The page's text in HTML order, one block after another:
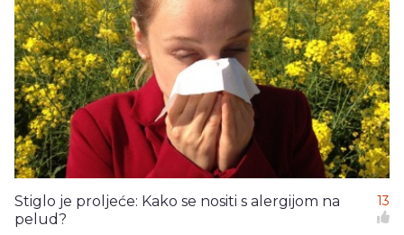
Stiglo je proljeće: Kako se nositi s alergijom na
pelud?
13